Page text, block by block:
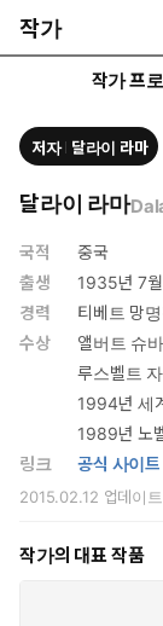
었다며 마지막으
기를 전한다.
작가
작가 프
저자 달라이 라마
달라이 라마
국적
중국
출생
1935년 7
경력
티베트 망
수상
앨버트 슈
루스벨트
1994년 세
1989년 노
링크
공식 사이트
2015.02.12 업데이트
작가의 대표 작품